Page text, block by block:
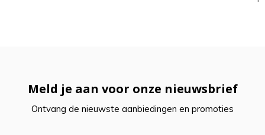
Meld je aan voor onze nieuwsbrief
Ontvang de nieuwste aanbiedingen en promoties